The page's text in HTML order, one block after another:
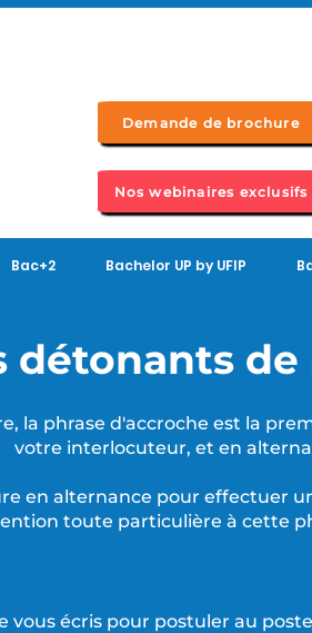
Demande de brochure
Nos webinaires exclusifs
Bac+2 Bachelor UP by UFIP
détonants de
la phrase d'accroche est la
votre interlocuteur, et en
en alternance pour effectuer
toute particulière à cette
vous écris pour postuler au